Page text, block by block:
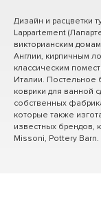
Дизайн и расцветки
Lappartement
викторианским
Англии, кирпичным
классическим
Италии. Постельное
коврики для ванной
собственных
которые также
известных брендов,
Missoni, Pottery Barn.